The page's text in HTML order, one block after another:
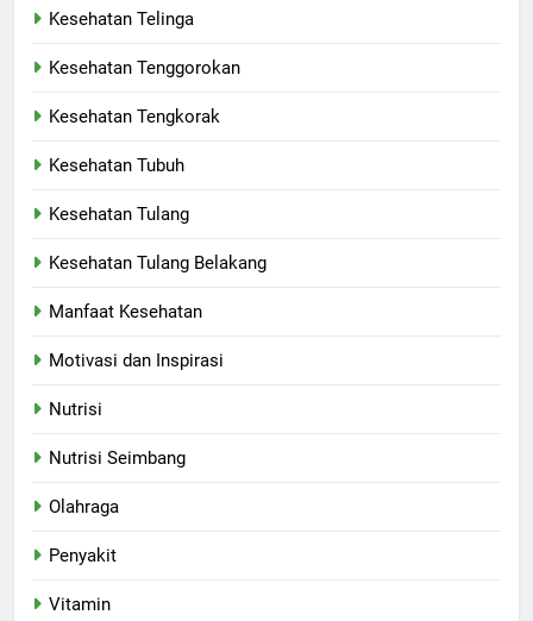
Kesehatan Telinga
Kesehatan Tenggorokan
Kesehatan Tengkorak
Kesehatan Tubuh
Kesehatan Tulang
Kesehatan Tulang Belakang
Manfaat Kesehatan
Motivasi dan Inspirasi
Nutrisi
Nutrisi Seimbang
Olahraga
Penyakit
Vitamin